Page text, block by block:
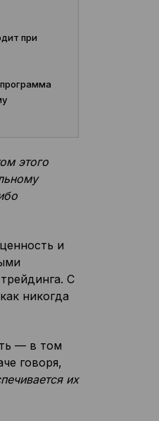
при
этого
и
С
никогда
— в том
говоря,
их